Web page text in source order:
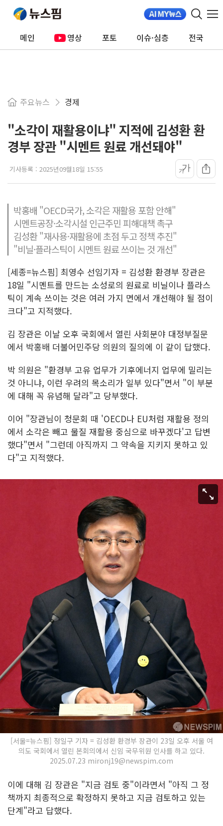
메인 영상 포토 이슈·심층 전국
주요뉴스 경제
"소각이 재활용이냐" 지적에 김성환 환
경부 장관 "시멘트 원료 개선돼야"
기사등록 : 2025년09월18일 15:55 가가
박홍배 "OECD국가, 소각은 재활용 포함 안해"
시멘트공장·소각시설 인근주민 피해대책 촉구
김성환 "재사용·재활용에 초점 두고 정책 추진"
"비닐·플라스틱이 시멘트 원료 쓰이는 것 개선"
[세종=뉴스핌] 최영수 선임기자 = 김성환 환경부 장관은
18일 "시멘트를 만드는 소성로의 원료로 비닐이나 플라스
틱이 계속 쓰이는 것은 여러 가지 면에서 개선해야 될 점이
크다"고 지적했다.
김 장관은 이날 오후 국회에서 열린 사회분야 대정부질문
에서 박홍배 더불어민주당 의원의 질의에 이 같이 답했다.
박 의원은 "환경부 고유 업무가 기후에너지 업무에 밀리는
것 아니냐, 이런 우려의 목소리가 일부 있다"면서 "이 부분
에 대해 꼭 유념해 달라"고 당부했다.
이어 "장관님이 청문회 때 'OECD나 EU처럼 재활용 정의
에서 소각은 빼고 물질 재활용 중심으로 바꾸겠다'고 답변
했다"면서 "그런데 아직까지 그 약속을 지키지 못하고 있
다"고 지적했다.
[서울=뉴스핌] 정일구 기자 = 김성환 환경부 장관이 23일 오후 서울 여
의도 국회에서 열린 본회의에서 신임 국무위원 인사를 하고 있다.
2025.07.23 mironj19@newspim.com
이에 대해 김 장관은 "지금 검토 중"이라면서 "아직 그 정
책까지 최종적으로 확정하지 못하고 지금 검토하고 있는
단계"라고 답했다.